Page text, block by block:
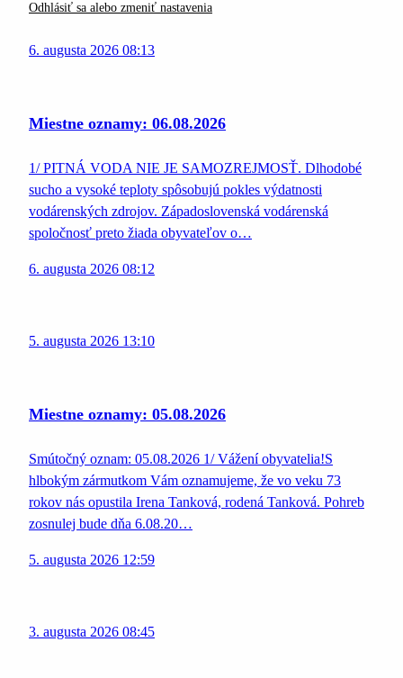
Odhlásiť sa alebo zmeniť nastavenia
6. augusta 2026 08:13
Miestne oznamy: 06.08.2026
1/ PITNÁ VODA NIE JE SAMOZREJMOSŤ. Dlhodobé
sucho a vysoké teploty spôsobujú pokles výdatnosti
vodárenských zdrojov. Západoslovenská vodárenská
spoločnosť preto žiada obyvateľov o…
6. augusta 2026 08:12
5. augusta 2026 13:10
Miestne oznamy: 05.08.2026
Smútočný oznam: 05.08.2026 1/ Vážení obyvatelia!S
hlbokým zármutkom Vám oznamujeme, že vo veku 73
rokov nás opustila Irena Tanková, rodená Tanková. Pohreb
zosnulej bude dňa 6.08.20…
5. augusta 2026 12:59
3. augusta 2026 08:45